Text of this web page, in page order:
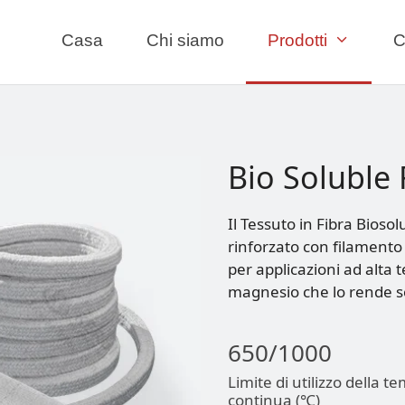
Casa Chi siamo Prodotti
Bio Soluble
Il Tessuto in Fibra
rinforzato con
per applicazioni ad alta
magnesio che lo rende
650/1000
Limite di utilizzo della
continua (℃)